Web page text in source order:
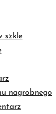
szkle
nagrobnego